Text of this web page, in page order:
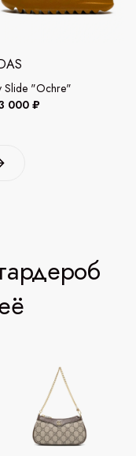
Slide "Ochre"
000 ₽